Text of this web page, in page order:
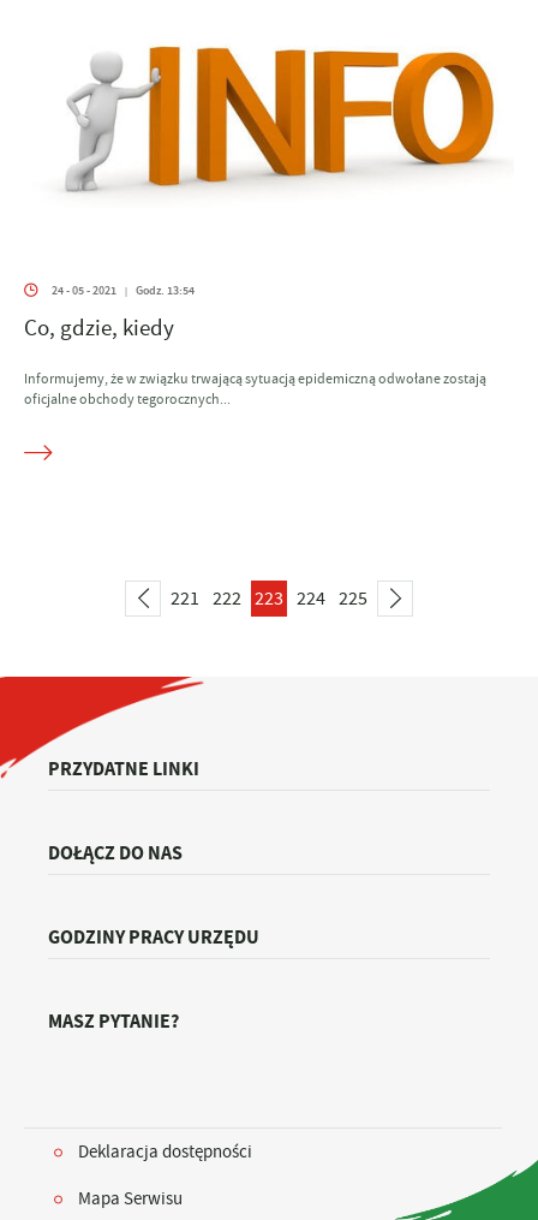
24 - 05 - 2021 Godz. 13:54
Co, gdzie, kiedy
Informujemy, że w związku trwającą sytuacją epidemiczną odwołane zostają
oficjalne obchody tegorocznych...
221 222 223 224 225
PRZYDATNE LINKI
DOŁĄCZ DO NAS
GODZINY PRACY URZĘDU
MASZ PYTANIE?
Deklaracja dostępności
Mapa Serwisu